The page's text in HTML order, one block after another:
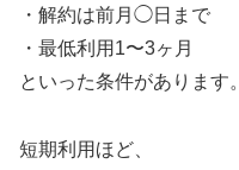
・解約は前月◯日まで
・最低利用1〜3ヶ月
といった条件があります。
短期利用ほど、